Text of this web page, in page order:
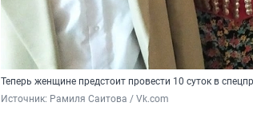
Теперь женщине предстоит провести 10 суток в
Источник: Рамиля Саитова / Vk.com